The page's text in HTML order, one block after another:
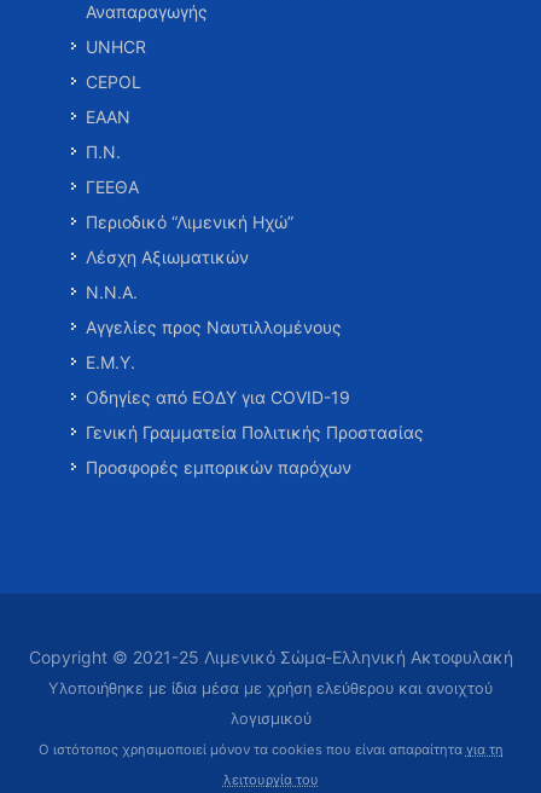
Αναπαραγωγής
UNHCR
CEPOL
ΕΑΑΝ
Π.Ν.
ΓΕΕΘΑ
Περιοδικό “Λιμενική Ηχώ”
Λέσχη Αξιωματικών
Ν.Ν.Α.
Αγγελίες προς Ναυτιλλομένους
Ε.Μ.Υ.
Οδηγίες από ΕΟΔΥ για COVID-19
Γενική Γραμματεία Πολιτικής Προστασίας
Προσφορές εμπορικών παρόχων
Copyright © 2021-25 Λιμενικό Σώμα-Ελληνική Ακτοφυλακή
Υλοποιήθηκε με ίδια μέσα με χρήση ελεύθερου και ανοιχτού
λογισμικού
Ο ιστότοπος χρησιμοποιεί μόνον τα cookies που είναι απαραίτητα για τη
λειτουργία του